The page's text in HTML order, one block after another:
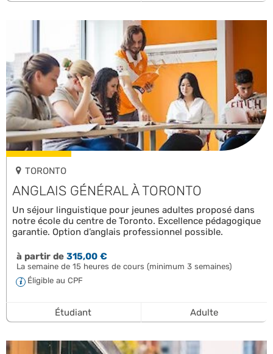
TORONTO
ANGLAIS GÉNÉRAL À TORONTO
Un séjour linguistique pour jeunes adultes proposé dans
notre école du centre de Toronto. Excellence pédagogique
garantie. Option d’anglais professionnel possible.
à partir de315,00 €
La semaine de 15 heures de cours (minimum 3 semaines)
Éligible au CPF
Étudiant Adulte